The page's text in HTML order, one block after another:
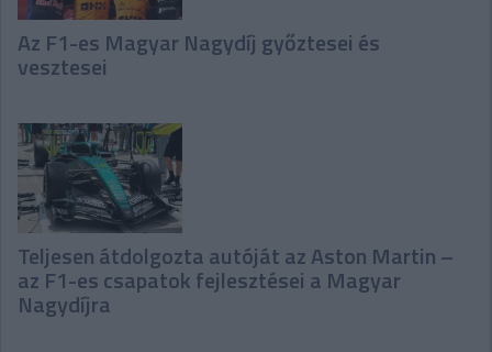
Az F1-es Magyar Nagydíj győztesei és
vesztesei
Teljesen átdolgozta autóját az Aston Martin –
az F1-es csapatok fejlesztései a Magyar
Nagydíjra